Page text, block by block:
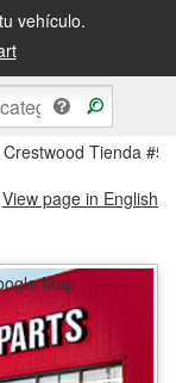
vehículo.
en la tienda
Tienda
View page in English